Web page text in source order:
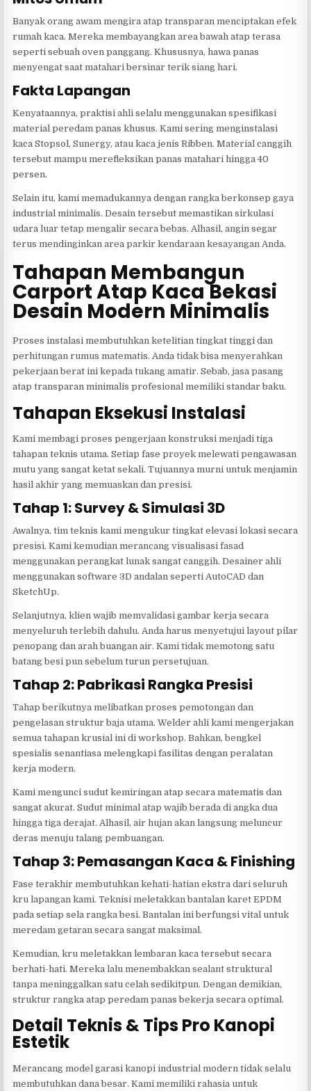
Banyak orang awam mengira atap transparan menciptakan efek
rumah kaca. Mereka membayangkan area bawah atap terasa
seperti sebuah oven panggang. Khususnya, hawa panas
menyengat saat matahari bersinar terik siang hari.
Fakta Lapangan
Kenyataannya, praktisi ahli selalu menggunakan spesifikasi
material peredam panas khusus. Kami sering menginstalasi
kaca Stopsol, Sunergy, atau kaca jenis Ribben. Material canggih
tersebut mampu merefleksikan panas matahari hingga 40
persen.
Selain itu, kami memadukannya dengan rangka berkonsep gaya
industrial minimalis. Desain tersebut memastikan sirkulasi
udara luar tetap mengalir secara bebas. Alhasil, angin segar
terus mendinginkan area parkir kendaraan kesayangan Anda.
Tahapan Membangun
Carport Atap Kaca Bekasi
Desain Modern Minimalis
Proses instalasi membutuhkan ketelitian tingkat tinggi dan
perhitungan rumus matematis. Anda tidak bisa menyerahkan
pekerjaan berat ini kepada tukang amatir. Sebab, jasa pasang
atap transparan minimalis profesional memiliki standar baku.
Tahapan Eksekusi Instalasi
Kami membagi proses pengerjaan konstruksi menjadi tiga
tahapan teknis utama. Setiap fase proyek melewati pengawasan
mutu yang sangat ketat sekali. Tujuannya murni untuk menjamin
hasil akhir yang memuaskan dan presisi.
Tahap 1: Survey & Simulasi 3D
Awalnya, tim teknis kami mengukur tingkat elevasi lokasi secara
presisi. Kami kemudian merancang visualisasi fasad
menggunakan perangkat lunak sangat canggih. Desainer ahli
menggunakan software 3D andalan seperti AutoCAD dan
SketchUp.
Selanjutnya, klien wajib memvalidasi gambar kerja secara
menyeluruh terlebih dahulu. Anda harus menyetujui layout pilar
penopang dan arah buangan air. Kami tidak memotong satu
batang besi pun sebelum turun persetujuan.
Tahap 2: Pabrikasi Rangka Presisi
Tahap berikutnya melibatkan proses pemotongan dan
pengelasan struktur baja utama. Welder ahli kami mengerjakan
semua tahapan krusial ini di workshop. Bahkan, bengkel
spesialis senantiasa melengkapi fasilitas dengan peralatan
kerja modern.
Kami mengunci sudut kemiringan atap secara matematis dan
sangat akurat. Sudut minimal atap wajib berada di angka dua
hingga tiga derajat. Alhasil, air hujan akan langsung meluncur
deras menuju talang pembuangan.
Tahap 3: Pemasangan Kaca & Finishing
Fase terakhir membutuhkan kehati-hatian ekstra dari seluruh
kru lapangan kami. Teknisi meletakkan bantalan karet EPDM
pada setiap sela rangka besi. Bantalan ini berfungsi vital untuk
meredam getaran secara sangat maksimal.
Kemudian, kru meletakkan lembaran kaca tersebut secara
berhati-hati. Mereka lalu menembakkan sealant struktural
tanpa meninggalkan satu celah sedikitpun. Dengan demikian,
struktur rangka atap peredam panas bekerja secara optimal.
Detail Teknis & Tips Pro Kanopi
Estetik
Merancang model garasi kanopi industrial modern tidak selalu
membutuhkan dana besar. Kami memiliki rahasia untuk